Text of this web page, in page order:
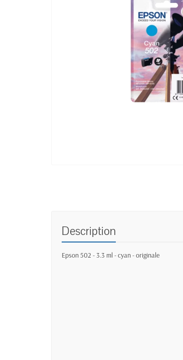
Description
Epson 502 - 3.3 ml - cyan - originale